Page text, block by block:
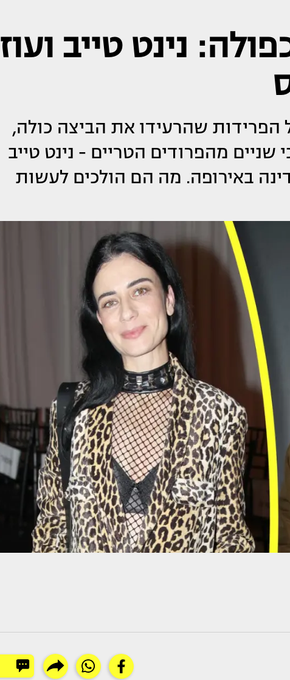
נינט טייב ועוז
הפרידות שהרעידו את הביצה כולה,
שניים מהפרודים הטריים - נינט טייב
באירופה. מה הם הולכים לעשות